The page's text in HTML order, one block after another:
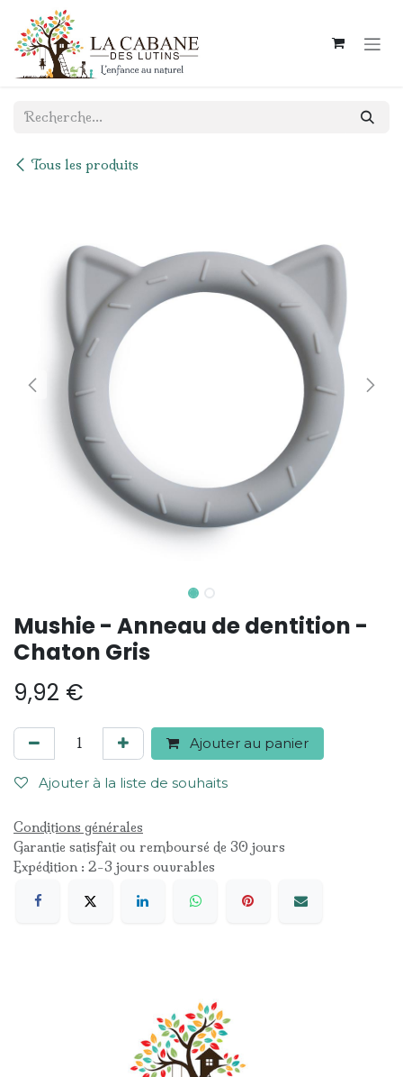
Se rendre au contenu
Tous les produits
Mushie - Anneau de dentition -
Chaton Gris
9,92 €
Ajouter au panier
Ajouter à la liste de souhaits
Conditions générales
Garantie satisfait ou remboursé de 30 jours
Expédition : 2-3 jours ouvrables